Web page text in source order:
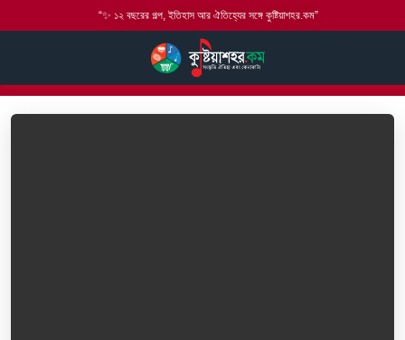
“✨ ১২ বছরের গল্প, ইতিহাস আর ঐতিহ্যের সঙ্গে কুষ্টিয়াশহর.কম”
ভুলো না মন কারো ভোলে